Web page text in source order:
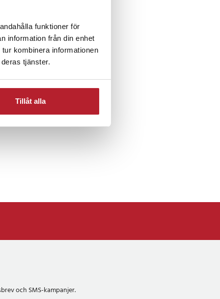
funktioner för
information från din enhet
kombinera informationen
tjänster.
Tillåt alla
Fritid & Leksaker
och SMS-kampanjer.